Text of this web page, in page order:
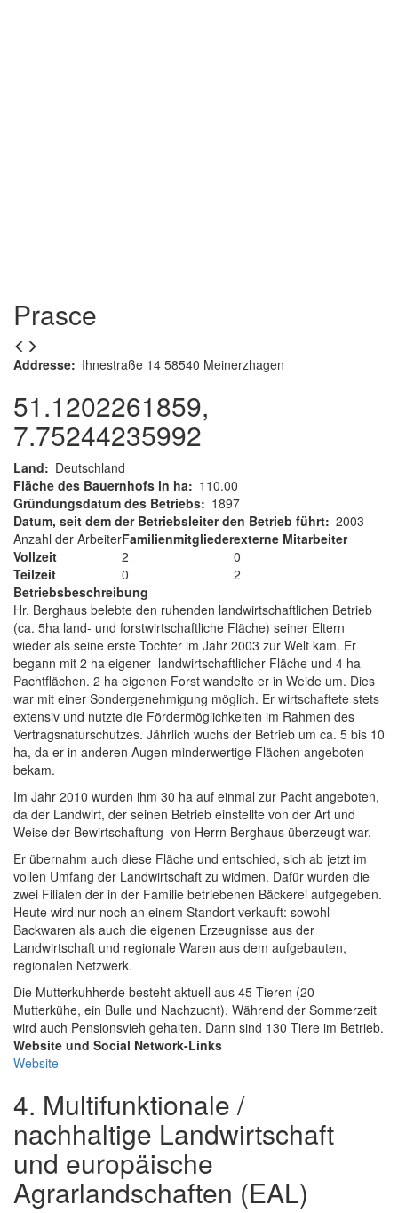
Prasce
Addresse Ihnestraße 14 58540 Meinerzhagen
51.1202261859,
7.75244235992
Land
Deutschland
Fläche des Bauernhofs in ha
110.00
Gründungsdatum des Betriebs
1897
Datum, seit dem der Betriebsleiter den Betrieb führt 2003
Anzahl der ArbeiterFamilienmitgliederexterne Mitarbeiter
Vollzeit
2
0
Teilzeit
0
2
Betriebsbeschreibung
Hr. Berghaus belebte den ruhenden landwirtschaftlichen Betrieb
(ca. 5ha land- und forstwirtschaftliche Fläche) seiner Eltern
wieder als seine erste Tochter im Jahr 2003 zur Welt kam. Er
begann mit 2 ha eigener landwirtschaftlicher Fläche und 4 ha
Pachtflächen. 2 ha eigenen Forst wandelte er in Weide um. Dies
war mit einer Sondergenehmigung möglich. Er wirtschaftete stets
extensiv und nutzte die Fördermöglichkeiten im Rahmen des
Vertragsnaturschutzes. Jährlich wuchs der Betrieb um ca. 5 bis 10
ha, da er in anderen Augen minderwertige Flächen angeboten
bekam.
Im Jahr 2010 wurden ihm 30 ha auf einmal zur Pacht angeboten,
da der Landwirt, der seinen Betrieb einstellte von der Art und
Weise der Bewirtschaftung von Herrn Berghaus überzeugt war.
Er übernahm auch diese Fläche und entschied, sich ab jetzt im
vollen Umfang der Landwirtschaft zu widmen. Dafür wurden die
zwei Filialen der in der Familie betriebenen Bäckerei aufgegeben.
Heute wird nur noch an einem Standort verkauft: sowohl
Backwaren als auch die eigenen Erzeugnisse aus der
Landwirtschaft und regionale Waren aus dem aufgebauten,
regionalen Netzwerk.
Die Mutterkuhherde besteht aktuell aus 45 Tieren (20
Mutterkühe, ein Bulle und Nachzucht). Während der Sommerzeit
wird auch Pensionsvieh gehalten. Dann sind 130 Tiere im Betrieb.
Website und Social Network-Links
Website
4. Multifunktionale /
nachhaltige Landwirtschaft
und europäische
Agrarlandschaften (EAL)